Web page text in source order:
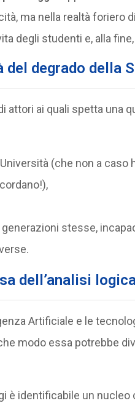
ma nella realtà foriero di
degli studenti e, alla
degrado della
attori ai quali spetta una
(che non a caso
stesse,
dell’analisi
Artificiale e le
modo essa potrebbe
è identificabile un